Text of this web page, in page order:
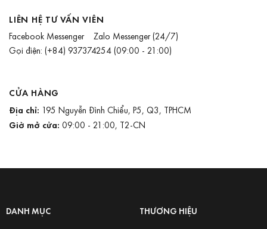
LIÊN HỆ TƯ VẤN VIÊN
Facebook Messenger Zalo Messenger(24/7)
Gọi điện: (+84) 937374254(09:00 - 21:00)
CỬA HÀNG
Địa chỉ: 195 Nguyễn Đình Chiểu, P5, Q3, TPHCM
Giờ mở cửa: 09:00 - 21:00, T2-CN
DANH MỤC THƯƠNG HIỆU